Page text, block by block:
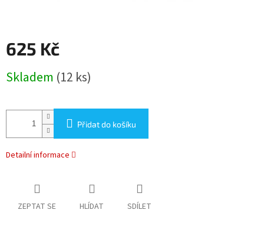
625 Kč
cena:
Skladem (12 ks)
Přidat do košíku
Detailní informace
ZEPTAT SE HLÍDAT SDÍLET